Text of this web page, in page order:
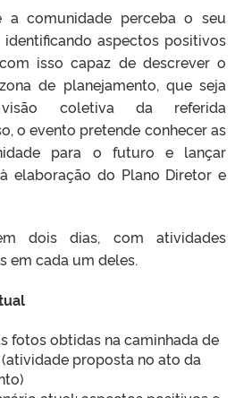
a comunidade perceba o seu
aspectos positivos
isso capaz de descrever o
de planejamento, que seja
coletiva da referida
o evento pretende conhecer as
para o futuro e lançar
elaboração do Plano Diretor e
dois dias, com atividades
em cada um deles.
fotos obtidas na caminhada de
proposta no ato da